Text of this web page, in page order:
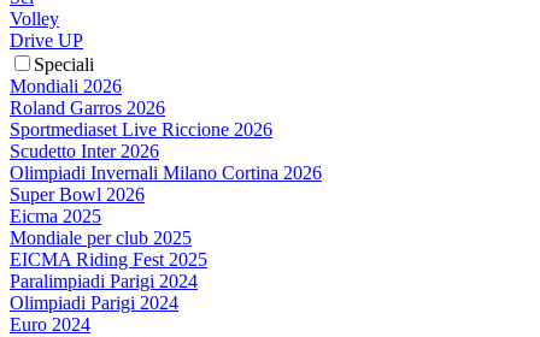
Volley
Drive UP
Speciali
Mondiali 2026
Roland Garros 2026
Sportmediaset Live Riccione 2026
Scudetto Inter 2026
Olimpiadi Invernali Milano Cortina 2026
Super Bowl 2026
Eicma 2025
Mondiale per club 2025
EICMA Riding Fest 2025
Paralimpiadi Parigi 2024
Olimpiadi Parigi 2024
Euro 2024